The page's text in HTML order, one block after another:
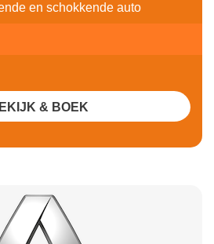
en schokkende auto
& BOEK